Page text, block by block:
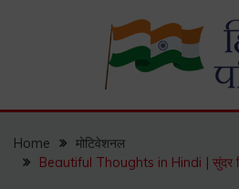
HIND
Status, Hindi Quotes, Hindi
Home
मोटिवेशनल
Beautiful Thoughts in Hindi | सुंदर